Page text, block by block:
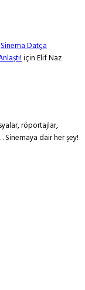
Sinema Datça
içinElif Naz
röportajlar,
dair her şey!